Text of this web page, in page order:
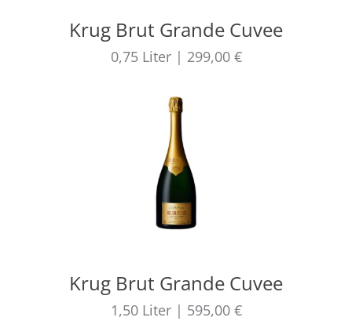
Krug Brut Grande Cuvee
0,75 Liter | 299,00 €
Krug Brut Grande Cuvee
1,50 Liter | 595,00 €